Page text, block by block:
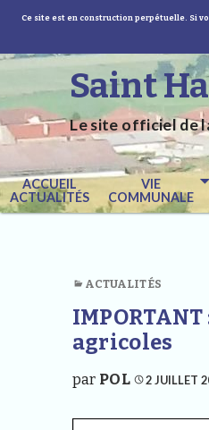
Ce site est en construction perpétuelle. Si
Saint
Le site officiel de
ACCUEIL
ACTUALITÉS
VIE
COMMUNALE
ACTUALITÉS
agricoles
par POL 2 JUILLET